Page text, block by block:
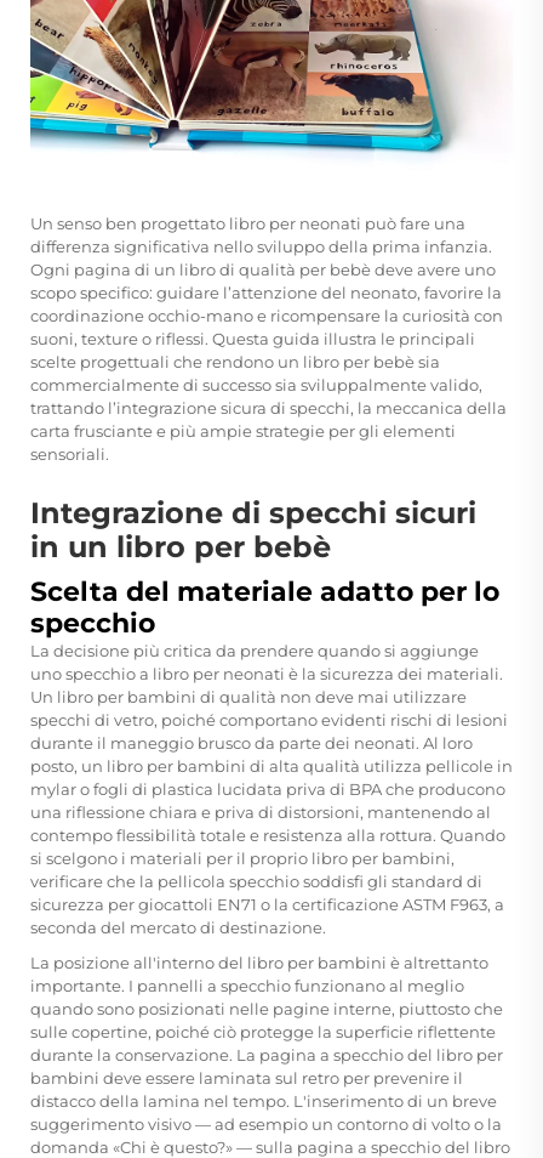
Un senso ben progettato libro per neonati può fare una
differenza significativa nello sviluppo della prima infanzia.
Ogni pagina di un libro di qualità per bebè deve avere uno
scopo specifico: guidare l’attenzione del neonato, favorire la
coordinazione occhio-mano e ricompensare la curiosità con
suoni, texture o riflessi. Questa guida illustra le principali
scelte progettuali che rendono un libro per bebè sia
commercialmente di successo sia sviluppalmente valido,
trattando l’integrazione sicura di specchi, la meccanica della
carta frusciante e più ampie strategie per gli elementi
sensoriali.
Integrazione di specchi sicuri
in un libro per bebè
Scelta del materiale adatto per lo
specchio
La decisione più critica da prendere quando si aggiunge
uno specchio a libro per neonati è la sicurezza dei materiali.
Un libro per bambini di qualità non deve mai utilizzare
specchi di vetro, poiché comportano evidenti rischi di lesioni
durante il maneggio brusco da parte dei neonati. Al loro
posto, un libro per bambini di alta qualità utilizza pellicole in
mylar o fogli di plastica lucidata priva di BPA che producono
una riflessione chiara e priva di distorsioni, mantenendo al
contempo flessibilità totale e resistenza alla rottura. Quando
si scelgono i materiali per il proprio libro per bambini,
verificare che la pellicola specchio soddisfi gli standard di
sicurezza per giocattoli EN71 o la certificazione ASTM F963, a
seconda del mercato di destinazione.
La posizione all'interno del libro per bambini è altrettanto
importante. I pannelli a specchio funzionano al meglio
quando sono posizionati nelle pagine interne, piuttosto che
sulle copertine, poiché ciò protegge la superficie riflettente
durante la conservazione. La pagina a specchio del libro per
bambini deve essere laminata sul retro per prevenire il
distacco della lamina nel tempo. L'inserimento di un breve
suggerimento visivo — ad esempio un contorno di volto o la
domanda «Chi è questo?» — sulla pagina a specchio del libro